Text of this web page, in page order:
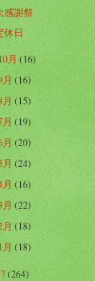
感謝祭
休日
月(16)
月(16)
月(15)
月(19)
月(20)
月(24)
月(16)
月(22)
月(18)
月(18)
(264)